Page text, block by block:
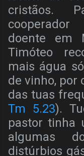
cristãos.
doente em
Timóteo
mais água
de vinho, por
das tuas
Tm 5.23).
pastor tinha
algumas
distúrbios